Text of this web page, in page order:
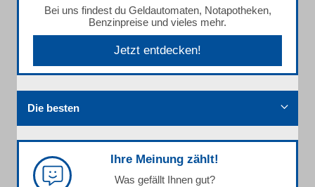
Bei uns findest du Geldautomaten, Notapotheken,
Benzinpreise und vieles mehr.
Jetzt entdecken!
Die besten
Ihre Meinung zählt!
Was gefällt Ihnen gut?